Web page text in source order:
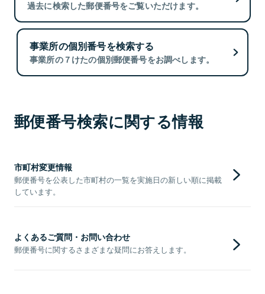
過去に検索した郵便番号をご覧いただけます。
事業所の個別番号を検索する
事業所の７けたの個別郵便番号をお調べします。
郵便番号検索に関する情報
市町村変更情報
郵便番号を公表した市町村の一覧を実施日の新しい順に掲載
しています。
よくあるご質問・お問い合わせ
郵便番号に関するさまざまな疑問にお答えします。